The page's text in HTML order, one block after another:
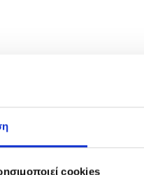
cookies